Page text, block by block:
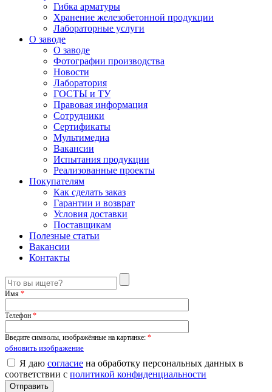
Гибка арматуры
Хранение железобетонной продукции
Лабораторные услуги
О заводе
О заводе
Фотографии производства
Новости
Лаборатория
ГОСТЫ и ТУ
Правовая информация
Сотрудники
Сертификаты
Мультимедиа
Вакансии
Испытания продукции
Реализованные проекты
Покупателям
Как сделать заказ
Гарантии и возврат
Условия доставки
Поставщикам
Полезные статьи
Вакансии
Контакты
Имя *
Телефон *
Введите символы, изображённые на картинке: *
обновить изображение
Я даю согласие на обработку персональных данных в
соответствии с политикой конфиденциальности